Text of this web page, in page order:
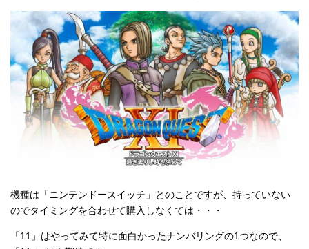
機種は「ニンテンドースイッチ」とのことですが、持っていない
のでタイミングを合わせて購入しなくては・・・
「11」はやってみて特に面白かったナンバリングの1つなので、